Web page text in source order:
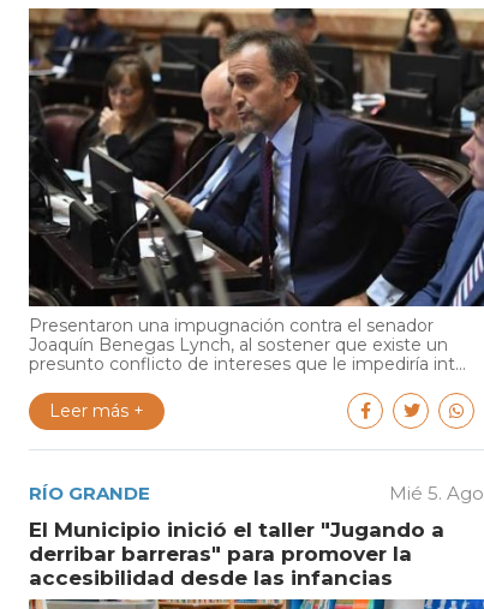
Presentaron una impugnación contra el senador
Joaquín Benegas Lynch, al sostener que existe un
presunto conflicto de intereses que le impediría int...
Leer más +
RÍO GRANDE Mié 5. Ago
El Municipio inició el taller "Jugando a
derribar barreras" para promover la
accesibilidad desde las infancias